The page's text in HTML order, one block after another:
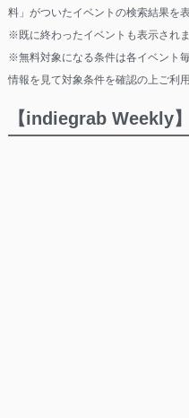
料」がついたイベントの検索結果を表
※既に終わったイベントも表示されま
※無料対象になる条件は各イベント
情報を見て対象条件を確認の上ご利用
【indiegrab Weekly】